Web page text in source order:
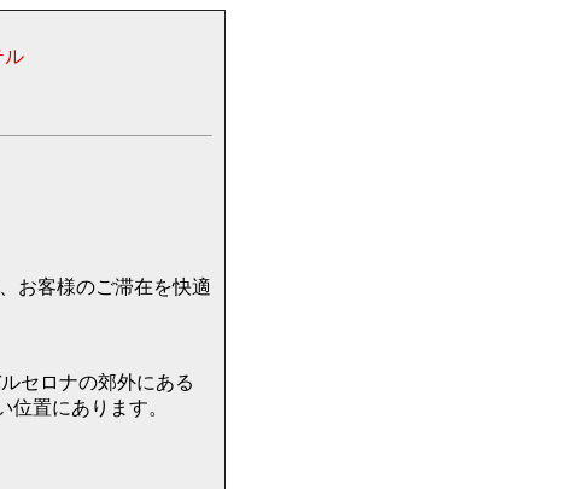
ル
お客様のご滞在を快適
セロナの郊外にある
置にあります。